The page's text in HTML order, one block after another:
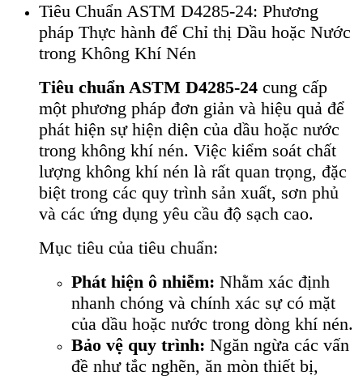
Tiêu Chuẩn ASTM D4285-24: Phương
pháp Thực hành để Chỉ thị Dầu hoặc Nước
trong Không Khí Nén
Tiêu chuẩn ASTM D4285-24 cung cấp
một phương pháp đơn giản và hiệu quả để
phát hiện sự hiện diện của dầu hoặc nước
trong không khí nén. Việc kiểm soát chất
lượng không khí nén là rất quan trọng, đặc
biệt trong các quy trình sản xuất, sơn phủ
và các ứng dụng yêu cầu độ sạch cao.
Mục tiêu của tiêu chuẩn:
Phát hiện ô nhiễm: Nhằm xác định
nhanh chóng và chính xác sự có mặt
của dầu hoặc nước trong dòng khí nén.
Bảo vệ quy trình: Ngăn ngừa các vấn
đề như tắc nghẽn, ăn mòn thiết bị,